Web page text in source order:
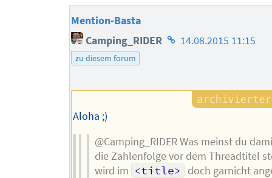
Mention-Basta
Camping_RIDER Homepage
14.08.2015 11:15
zu diesem forum
Aloha ;)
@Camping_RIDER Was meinst du
die Zahlenfolge vor dem Threadtitel
wird im <title>
doch garnicht